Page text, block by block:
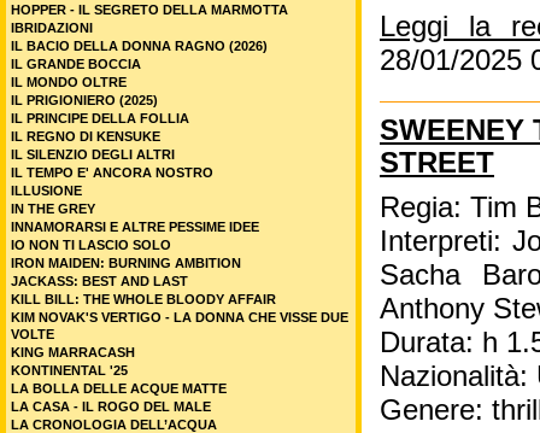
Leggi la
28/01/2025
SWEENEY
STREET
Regia: Tim
Interpreti:
Sacha
Anthony
Durata: h
Nazionalità:
Genere:
HOPPER - IL SEGRETO DELLA MARMOTTA
IBRIDAZIONI
IL BACIO DELLA DONNA RAGNO (2026)
IL GRANDE BOCCIA
IL MONDO OLTRE
IL PRIGIONIERO (2025)
IL PRINCIPE DELLA FOLLIA
IL REGNO DI KENSUKE
IL SILENZIO DEGLI ALTRI
IL TEMPO E' ANCORA NOSTRO
ILLUSIONE
IN THE GREY
INNAMORARSI E ALTRE PESSIME IDEE
IO NON TI LASCIO SOLO
IRON MAIDEN: BURNING AMBITION
JACKASS: BEST AND LAST
KILL BILL: THE WHOLE BLOODY AFFAIR
KIM NOVAK'S VERTIGO - LA DONNA CHE VISSE DUE
VOLTE
KING MARRACASH
KONTINENTAL '25
LA BOLLA DELLE ACQUE MATTE
LA CASA - IL ROGO DEL MALE
LA CRONOLOGIA DELL’ACQUA